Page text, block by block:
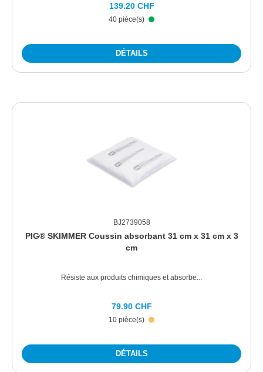
40 pièce(s)
139.20 CHF
DÉTAILS
BJ2739058
PIG® SKIMMER Coussin absorbant 31 cm x 31 cm x 3
cm
Résiste aux produits chimiques et absorbe...
10 pièce(s)
79.90 CHF
DÉTAILS